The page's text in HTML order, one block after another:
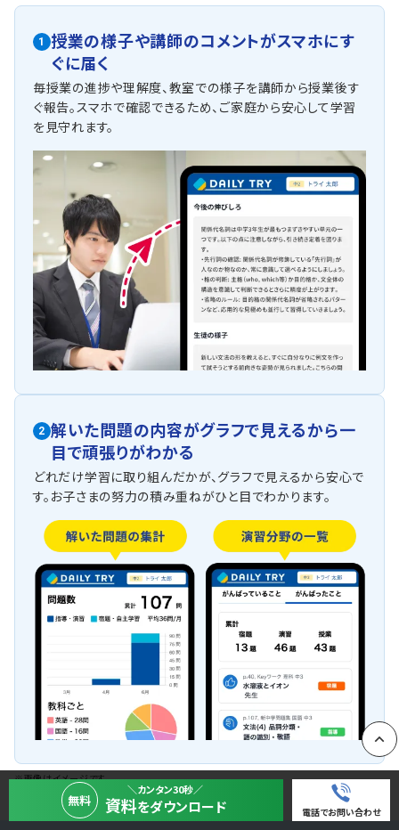
1
授業の様子や講師のコメントがスマホにす
ぐに届く
毎授業の進捗や理解度、教室での様子を講師から授業後す
ぐ報告。スマホで確認できるため、ご家庭から安心して学習
を見守れます。
2 解いた問題の内容がグラフで見えるから一
目で頑張りがわかる
どれだけ学習に取り組んだかが、グラフで見えるから安心で
す。お子さまの努力の積み重ねがひと目でわかります。
※画像はイメージです
無料
＼カンタン30秒／
資料をダウンロード 電話でお問い合わせ